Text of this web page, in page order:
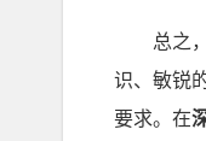
总之，
识、敏锐
要求。在